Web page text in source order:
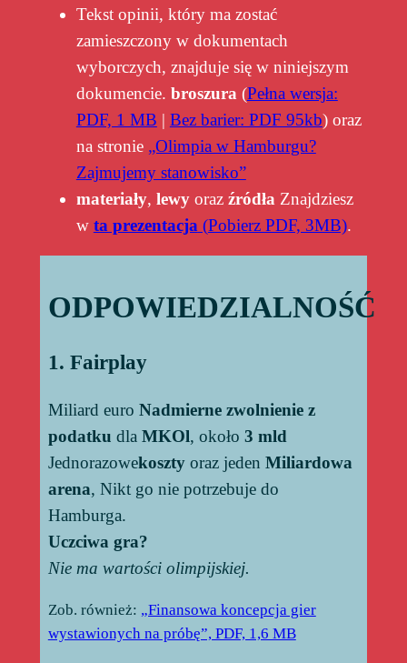
Tekst opinii, który ma zostać
zamieszczony w dokumentach
wyborczych, znajduje się w niniejszym
dokumencie. broszura (Pełna wersja:
PDF, 1 MB | Bez barier: PDF 95kb) oraz
na stronie „Olimpia w Hamburgu?
Zajmujemy stanowisko”
materiały, lewyoraz źródła Znajdziesz
w ta prezentacja (Pobierz PDF, 3MB).
ODPOWIEDZIALNOŚĆ
1. Fairplay
Miliard euro Nadmierne zwolnienie z
podatku dla MKOl, około 3 mld
Jednorazowekosztyoraz jeden Miliardowa
arena, Nikt go nie potrzebuje do
Hamburga.
Uczciwa gra?
Nie ma wartości olimpijskiej.
Zob. również: „Finansowa koncepcja gier
wystawionych na próbę”, PDF, 1,6 MB